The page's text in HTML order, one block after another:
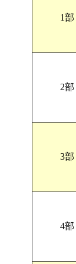
1部
2部
3部
4部